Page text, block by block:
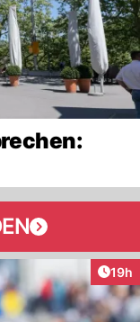
19h